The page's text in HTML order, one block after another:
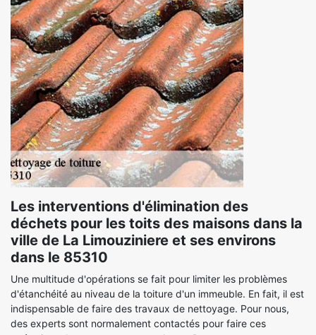
Les interventions d'élimination des
déchets pour les toits des maisons dans la
ville de La Limouziniere et ses environs
dans le 85310
Une multitude d'opérations se fait pour limiter les problèmes
d'étanchéité au niveau de la toiture d'un immeuble. En fait, il est
indispensable de faire des travaux de nettoyage. Pour nous,
des experts sont normalement contactés pour faire ces